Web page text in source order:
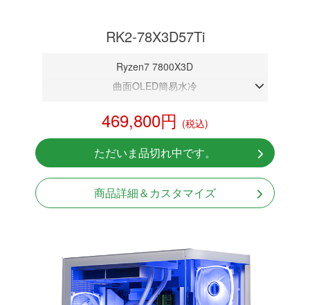
RK2-78X3D57Ti
Ryzen7 7800X3D
曲面OLED簡易水冷
RTX 5070Ti 16GB
NVMeSSD 1TB
無線LAN Bluetooth対応
Windows11 Home 64bit
469,800円 (税込)
ただいま品切れ中です。
商品詳細＆カスタマイズ